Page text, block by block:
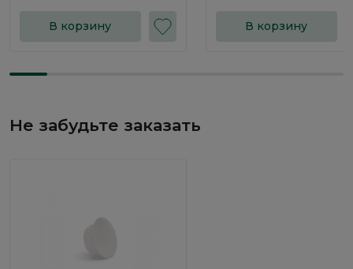
В корзину В корзину
Не забудьте заказать